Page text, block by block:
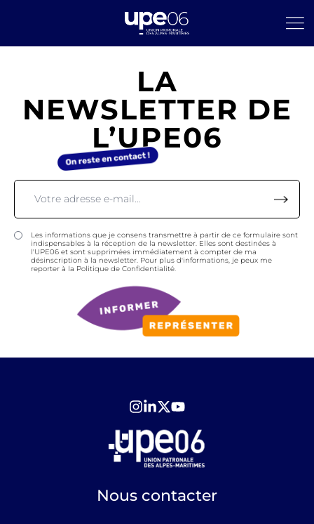
LA
NEWSLETTER DE
L’UPE06
Les informations que je consens transmettre à partir de ce formulaire sont
indispensables à la réception de la newsletter. Elles sont destinées à
l'UPE06 et sont supprimées immédiatement à compter de ma
désinscription à la newsletter. Pour plus d'informations, je peux me
reporter à la Politique de Confidentialité.
Nous contacter